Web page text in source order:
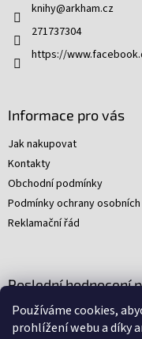
Používáme cookies,
prohlížení webu a díky
knihy@arkham.cz
271737304
https://
Informace pro vás
Jak nakupovat
Kontakty
Obchodní podmínky
Podmínky ochrany osobních
Reklamační řád
Poslední hodnocení
Young